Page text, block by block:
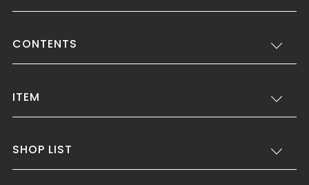
CONTENTS
ITEM
SHOP LIST